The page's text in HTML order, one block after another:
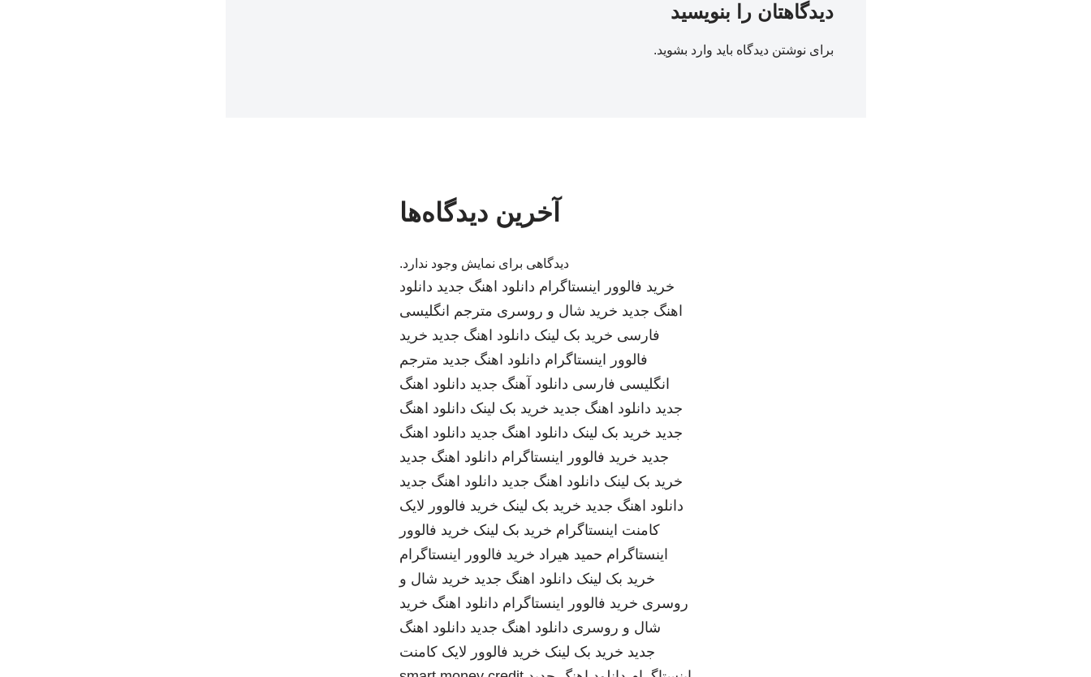
دیدگاهتان را بنویسید
برای نوشتن دیدگاه باید وارد بشوید.
آخرین دیدگاه‌ها
دیدگاهی برای نمایش وجود ندارد.
خرید فالوور اینستاگرام دانلود اهنگ جدید دانلود
اهنگ جدید خرید شال و روسری مترجم انگلیسی
فارسی خرید بک لینک دانلود اهنگ جدید خرید
فالوور اینستاگرام دانلود اهنگ جدید مترجم
انگلیسی فارسی دانلود آهنگ جدید دانلود اهنگ
جدید دانلود اهنگ جدید خرید بک لینک دانلود اهنگ
جدید خرید بک لینک دانلود اهنگ جدید دانلود اهنگ
جدید خرید فالوور اینستاگرام دانلود اهنگ جدید
خرید بک لینک دانلود اهنگ جدید دانلود اهنگ جدید
دانلود اهنگ جدید خرید بک لینک خرید فالوور لایک
کامنت اینستاگرام خرید بک لینک خرید فالوور
اینستاگرام حمید هیراد خرید فالوور اینستاگرام
خرید بک لینک دانلود اهنگ جدید خرید شال و
روسری خرید فالوور اینستاگرام دانلود اهنگ خرید
شال و روسری دانلود اهنگ جدید دانلود اهنگ
جدید خرید بک لینک خرید فالوور لایک کامنت